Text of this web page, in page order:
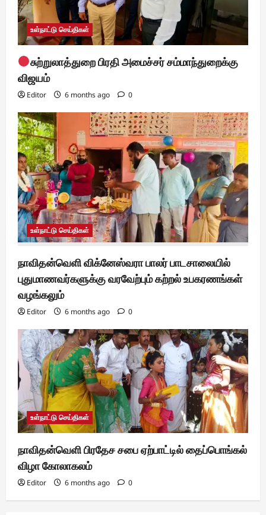
உள்நாட்டு செய்திகள்
சுற்றுலாத்துறை பிரதி அமைச்சர் சம்மாந்துறைக்கு
விஜயம்
Editor 6 months ago 0
உள்நாட்டு செய்திகள்
நாவிதன்வெளி விக்னேஸ்வரா பாலர் பாடசாலையில்
புதுமாணவர்களுக்கு வரவேற்பும் கற்றல் உபகரணங்கள்
வழங்கலும்
Editor 6 months ago 0
உள்நாட்டு செய்திகள்
நாவிதன்வெளி பிரதேச சபை ஏற்பாட்டில் தைப்பொங்கல்
விழா கோலாகலம்
Editor 6 months ago 0